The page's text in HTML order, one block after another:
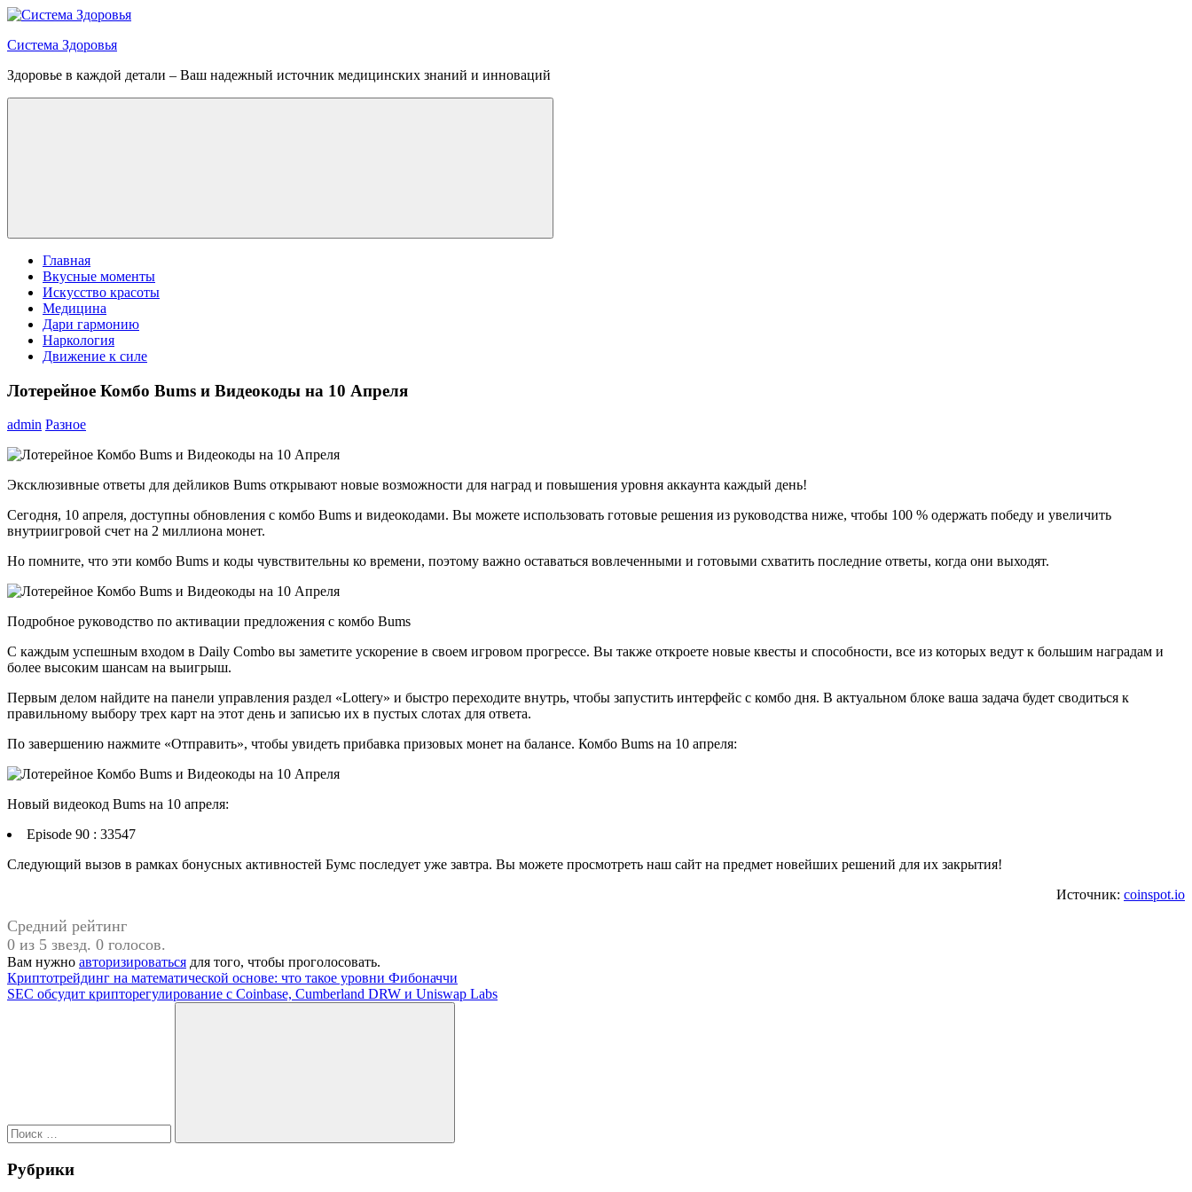
Перейти
содержимому
Система Здоровья
Здоровье в каждой детали – Ваш надежный источник медицинских знаний и инноваций
Меню
Главная
Вкусные моменты
Искусство красоты
Медицина
Дари гармонию
Наркология
Движение к силе
Лотерейное Комбо Bums и Видеокоды на 10 Апреля
admin Разное
Эксклюзивные ответы для дейликов Bums открывают новые возможности для наград и повышения уровня аккаунта каждый день!
Сегодня, 10 апреля, доступны обновления с комбо Bums и видеокодами. Вы можете использовать готовые решения из руководства ниже, чтобы 100 % одержать победу и увеличить
внутриигровой счет на 2 миллиона монет.
Но помните, что эти комбо Bums и коды чувствительны ко времени, поэтому важно оставаться вовлеченными и готовыми схватить последние ответы, когда они выходят.
Подробное руководство по активации предложения с комбо Bums
С каждым успешным входом в Daily Combo вы заметите ускорение в своем игровом прогрессе. Вы также откроете новые квесты и способности, все из которых ведут к большим наградам и
более высоким шансам на выигрыш.
Первым делом найдите на панели управления раздел «Lottery» и быстро переходите внутрь, чтобы запустить интерфейс с комбо дня. В актуальном блоке ваша задача будет сводиться к
правильному выбору трех карт на этот день и записью их в пустых слотах для ответа.
По завершению нажмите «Отправить», чтобы увидеть прибавка призовых монет на балансе. Комбо Bums на 10 апреля:
Новый видеокод Bums на 10 апреля:
Episode 90 : 33547
Следующий вызов в рамках бонусных активностей Бумс последует уже завтра. Вы можете просмотреть наш сайт на предмет новейших решений для их закрытия!
Источник: coinspot.io
Средний рейтинг
0 из 5 звезд. 0 голосов.
Вам нужно авторизироваться для того, чтобы проголосовать.
Навигация
по
Предыдущая
запись:
Криптотрейдинг на математической основе: что такое уровни Фибоначчи
Следующая
SEC обсудит крипторегулирование с Coinbase, Cumberland DRW и Uniswap Labs
Поиск
Рубрики